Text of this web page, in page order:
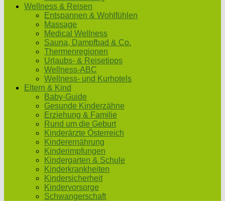
Wellness & Reisen
Entspannen & Wohlfühlen
Massage
Medical Wellness
Sauna, Dampfbad & Co.
Thermenregionen
Urlaubs- & Reisetipps
Wellness-ABC
Wellness- und Kurhotels
Eltern & Kind
Baby-Guide
Gesunde Kinderzähne
Erziehung & Familie
Rund um die Geburt
Kinderärzte Österreich
Kinderernährung
Kinderimpfungen
Kindergarten & Schule
Kinderkrankheiten
Kindersicherheit
Kindervorsorge
Schwangerschaft